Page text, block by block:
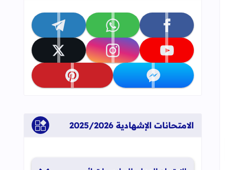
إلى العلامات المرجعية
تابعنا على facebook تابعنا على whatsapp تابعنا على telegram
تابعنا على youtube تابعنا على instagram تابعنا على x
تابعنا على messenger تابعنا على pinterest
الامتحانات الإشهادية 2025/2026